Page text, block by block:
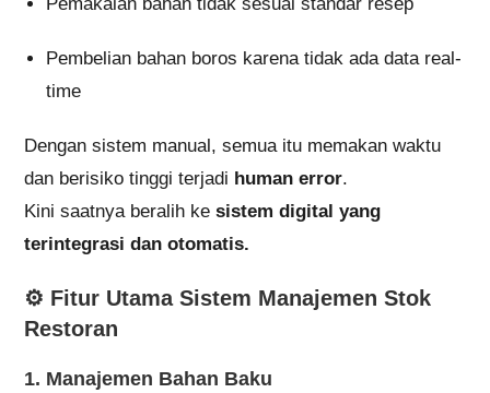
Pembelian bahan boros karena tidak ada data real-
time
Dengan sistem manual, semua itu memakan waktu
dan berisiko tinggi terjadi human error.
Kini saatnya beralih kesistem digital yang
terintegrasi dan otomatis.
⚙️ Fitur Utama Sistem Manajemen Stok
Restoran
1. Manajemen Bahan Baku